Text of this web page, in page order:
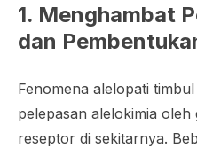
1. Menghambat
dan
Fenomena alelopati
pelepasan alelokimia
reseptor di sekitarnya.